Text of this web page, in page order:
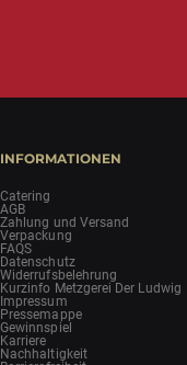
INFORMATIONEN
Catering
AGB
Zahlung und Versand
Verpackung
FAQS
Datenschutz
Widerrufsbelehrung
Kurzinfo Metzgerei Der Ludwig
Impressum
Pressemappe
Gewinnspiel
Karriere
Nachhaltigkeit